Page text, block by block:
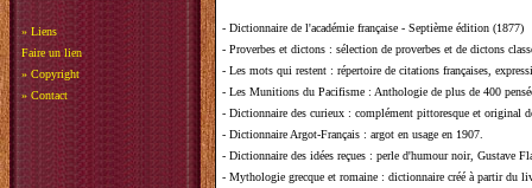
» Liens
Faire un lien
» Copyright
» Contact
- Dictionnaire de l'académie française - Septième édition (1877)
- Proverbes et dictons : sélection de proverbes et de dictons
- Les mots qui restent : répertoire de citations françaises,
- Les Munitions du Pacifisme : Anthologie de plus de 400
- Dictionnaire des curieux : complément pittoresque et original
- Dictionnaire Argot-Français : argot en usage en 1907.
- Dictionnaire des idées reçues : perle d'humour noir, Gustave
- Mythologie grecque et romaine : dictionnaire créé à partir du